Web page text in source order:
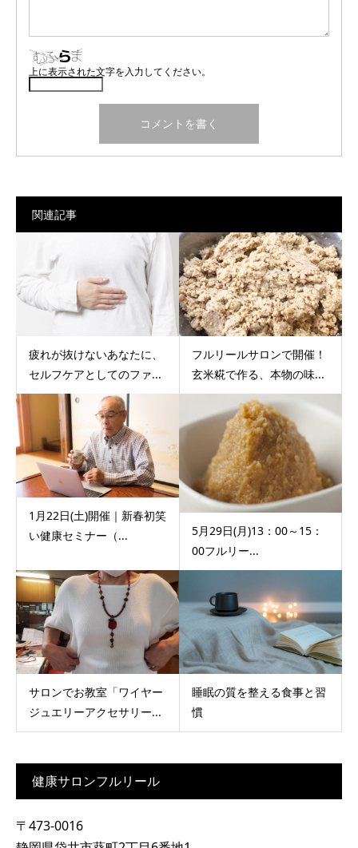
上に表示された文字を入力してください。
関連記事
疲れが抜けないあなたに、
セルフケアとしてのファ...
フルリールサロンで開催！
玄米糀で作る、本物の味...
1月22日(土)開催｜新春初笑
い健康セミナー（...
5月29日(月)13：00～15：
00フルリー...
サロンでお教室「ワイヤー
ジュエリーアクセサリー...
睡眠の質を整える食事と習
慣
健康サロンフルリール
〒473-0016